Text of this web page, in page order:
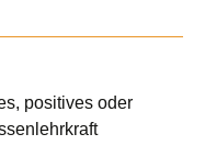
positives oder